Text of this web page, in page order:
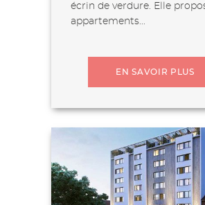
écrin de verdure. Elle
appartements...
EN SAVOIR PLUS